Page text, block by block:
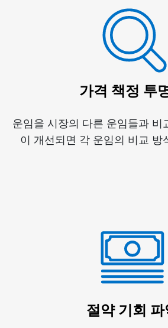
가격 책정 투
운임을 시장의 다른 운임들과 비
이 개선되면 각 운임의 비교 방
절약 기회